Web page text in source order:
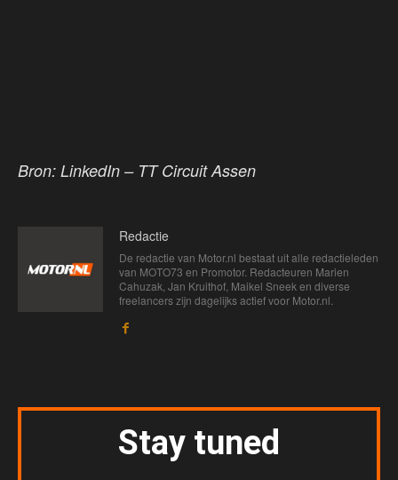
Bron: LinkedIn – TT Circuit Assen
Redactie
De redactie van Motor.nl bestaat uit alle redactieleden
van MOTO73 en Promotor. Redacteuren Marien
Cahuzak, Jan Kruithof, Maikel Sneek en diverse
freelancers zijn dagelijks actief voor Motor.nl.
Stay tuned